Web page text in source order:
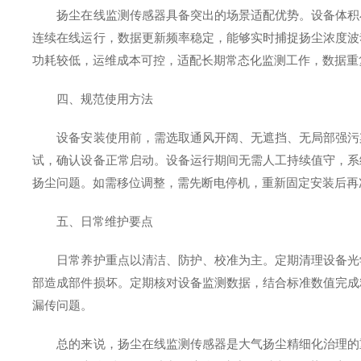
扬尘在线监测传感器具备突出的场景适配优势。设备体积
连续在线运行，数据更新频率稳定，能够实时捕捉扬尘浓度
功耗较低，运维成本可控，适配长期常态化监测工作，数据
四、规范使用方法
设备安装使用前，需选取通风开阔、无遮挡、无局部强污
试，确认设备正常启动。设备运行期间无需人工持续值守，
扬尘问题。如需移位调整，需先断电停机，重新固定安装后
五、日常维护要点
日常养护重点以清洁、防护、校准为主。定期清理设备光
部造成部件损坏。定期核对设备监测数据，结合标准数值完
漏传问题。
总的来说，扬尘在线监测传感器是大气扬尘精细化治理的